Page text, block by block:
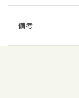
備考